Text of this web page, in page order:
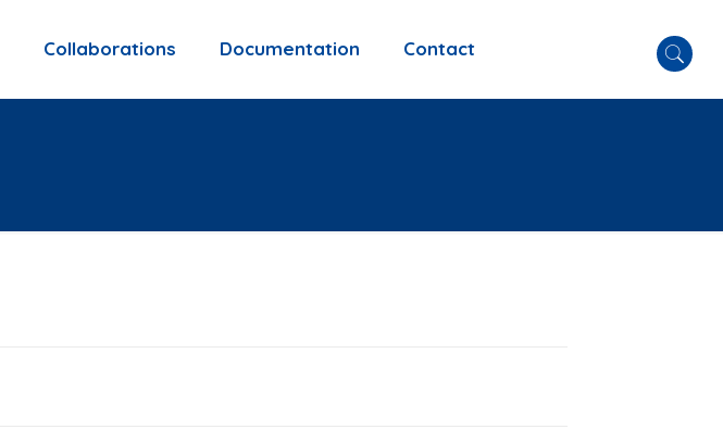
Collaborations Documentation Contact